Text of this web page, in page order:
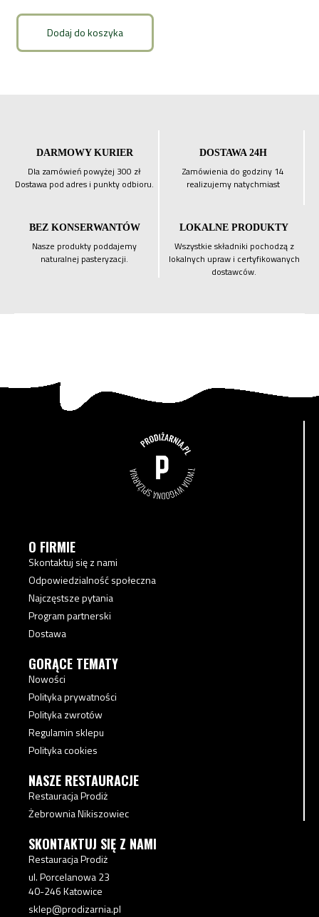
Dodaj do koszyka
DARMOWY KURIER
Dla zamówień powyżej 300 zł
Dostawa pod adres i punkty odbioru.
DOSTAWA 24H
Zamówienia do godziny 14
realizujemy natychmiast
BEZ KONSERWANTÓW
Nasze produkty poddajemy
naturalnej pasteryzacji.
LOKALNE PRODUKTY
Wszystkie składniki pochodzą z
lokalnych upraw i certyfikowanych
dostawców.
O FIRMIE
Skontaktuj się z nami
Odpowiedzialność społeczna
Najczęstsze pytania
Program partnerski
Dostawa
GORĄCE TEMATY
Nowości
Polityka prywatności
Polityka zwrotów
Regulamin sklepu
Polityka cookies
NASZE RESTAURACJE
Restauracja Prodiż
Żebrownia Nikiszowiec
SKONTAKTUJ SIĘ Z NAMI
Restauracja Prodiż
ul. Porcelanowa 23
40-246 Katowice
sklep@prodizarnia.pl